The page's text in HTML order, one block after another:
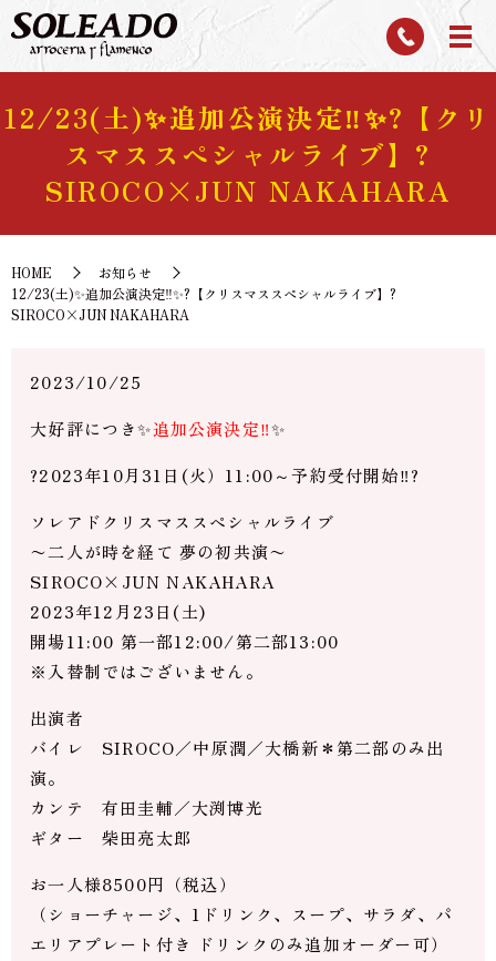
12/23(土)✨追加公演決定‼✨?【クリ
スマススペシャルライブ】?
SIROCO×JUN NAKAHARA
HOME
お知らせ
12/23(土)✨追加公演決定‼✨?【クリスマススペシャルライブ】?
SIROCO×JUN NAKAHARA
2023/10/25
大好評につき✨追加公演決定‼✨
?2023年10月31日(火）11:00～予約受付開始‼?
ソレアドクリスマススペシャルライブ
〜二人が時を経て 夢の初共演〜
SIROCO×JUN NAKAHARA
2023年12月23日(土)
開場11:00 第一部12:00/第二部13:00
※入替制ではございません。
出演者
バイレ SIROCO／中原潤／大橋新＊第二部のみ出
演。
カンテ 有田圭輔／大渕博光
ギター 柴田亮太郎
お一人様8500円（税込）
（ショーチャージ、1ドリンク、スープ、サラダ、パ
エリアプレート付き ドリンクのみ追加オーダー可）